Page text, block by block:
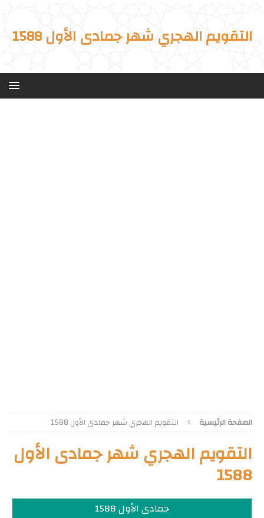
التقويم الهجري شهر جمادى الأول 1588
الصفحة الرئيسية التقويم الهجري شهر جمادى الأول 1588
التقويم الهجري شهر جمادى الأول
1588
جمادى الأول 1588